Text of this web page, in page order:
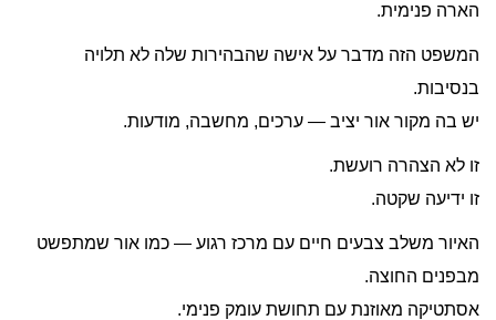
הארה פנימית.
המשפט הזה מדבר על אישה שהבהירות שלה לא תלויה
בנסיבות.
יש בה מקור אור יציב — ערכים, מחשבה, מודעות.
זו לא הצהרה רועשת.
זו ידיעה שקטה.
האיור משלב צבעים חיים עם מרכז רגוע — כמו אור שמתפשט
מבפנים החוצה.
אסתטיקה מאוזנת עם תחושת עומק פנימי.